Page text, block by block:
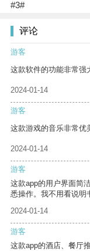
#3#
评论
游客
这款软件的功能非常强
2024-01-14
游客
这款游戏的音乐非常优
2024-01-14
游客
这款app的用户界面简
悉操作。我不用看说明
2024-01-14
游客
这款app的酒店、餐厅